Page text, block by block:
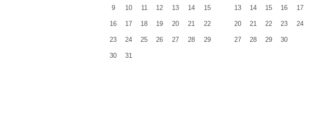
9 10 11 12 13 14 15
16 17 18 19 20 21 22
23 24 25 26 27 28 29
30 31
13 14 15 16 17
20 21 22 23 24
27 28 29 30